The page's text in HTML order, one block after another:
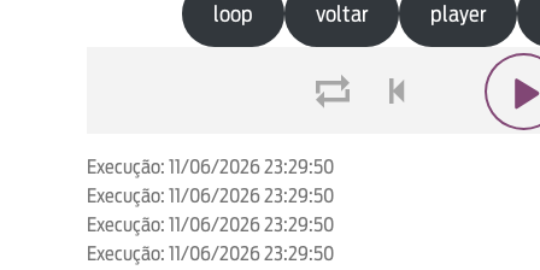
loop voltar player
Execução: 11/06/2026 23:29:50
Execução: 11/06/2026 23:29:50
Execução: 11/06/2026 23:29:50
Execução: 11/06/2026 23:29:50